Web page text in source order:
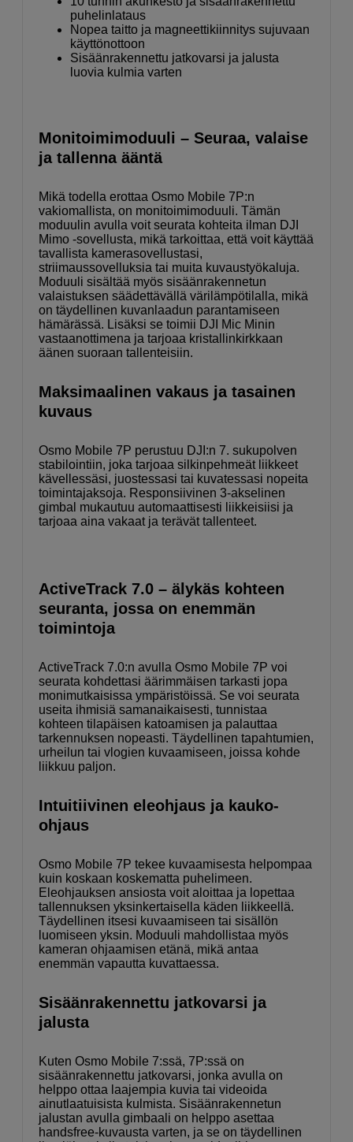
puhelinlataus
Nopea taitto ja magneettikiinnitys sujuvaan
käyttönottoon
Sisäänrakennettu jatkovarsi ja jalusta
luovia kulmia varten
Monitoimimoduuli – Seuraa, valaise
ja tallenna ääntä
Mikä todella erottaa Osmo Mobile 7P:n
vakiomallista, on monitoimimoduuli. Tämän
moduulin avulla voit seurata kohteita ilman DJI
Mimo -sovellusta, mikä tarkoittaa, että voit käyttää
tavallista kamerasovellustasi,
striimaussovelluksia tai muita kuvaustyökaluja.
Moduuli sisältää myös sisäänrakennetun
valaistuksen säädettävällä värilämpötilalla, mikä
on täydellinen kuvanlaadun parantamiseen
hämärässä. Lisäksi se toimii DJI Mic Minin
vastaanottimena ja tarjoaa kristallinkirkkaan
äänen suoraan tallenteisiin.
Maksimaalinen vakaus ja tasainen
kuvaus
Osmo Mobile 7P perustuu DJI:n 7. sukupolven
stabilointiin, joka tarjoaa silkinpehmeät liikkeet
kävellessäsi, juostessasi tai kuvatessasi nopeita
toimintajaksoja. Responsiivinen 3-akselinen
gimbal mukautuu automaattisesti liikkeisiisi ja
tarjoaa aina vakaat ja terävät tallenteet.
ActiveTrack 7.0 – älykäs kohteen
seuranta, jossa on enemmän
toimintoja
ActiveTrack 7.0:n avulla Osmo Mobile 7P voi
seurata kohdettasi äärimmäisen tarkasti jopa
monimutkaisissa ympäristöissä. Se voi seurata
useita ihmisiä samanaikaisesti, tunnistaa
kohteen tilapäisen katoamisen ja palauttaa
tarkennuksen nopeasti. Täydellinen tapahtumien,
urheilun tai vlogien kuvaamiseen, joissa kohde
liikkuu paljon.
Intuitiivinen eleohjaus ja kauko-
ohjaus
Osmo Mobile 7P tekee kuvaamisesta helpompaa
kuin koskaan koskematta puhelimeen.
Eleohjauksen ansiosta voit aloittaa ja lopettaa
tallennuksen yksinkertaisella käden liikkeellä.
Täydellinen itsesi kuvaamiseen tai sisällön
luomiseen yksin. Moduuli mahdollistaa myös
kameran ohjaamisen etänä, mikä antaa
enemmän vapautta kuvattaessa.
Sisäänrakennettu jatkovarsi ja
jalusta
Kuten Osmo Mobile 7:ssä, 7P:ssä on
sisäänrakennettu jatkovarsi, jonka avulla on
helppo ottaa laajempia kuvia tai videoida
ainutlaatuisista kulmista. Sisäänrakennetun
jalustan avulla gimbaali on helppo asettaa
handsfree-kuvausta varten, ja se on täydellinen